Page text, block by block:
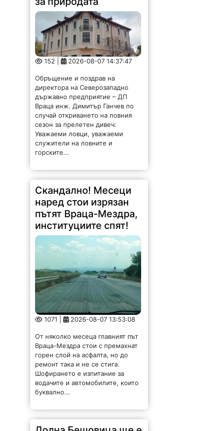
152 | 2026-08-07 14:37:47
директора на Северозападно
държавно предприятие – ДП
Враца инж. Димитър Ганчев по
случай откриването на ловния
сезон за прелетен дивеч:
Уважаеми ловци, уважаеми
служители на ловните и
горските...
Скандално! Месеци
наред стои изрязан
пътят Враца-Мездра,
институциите спят!
1071 | 2026-08-07 13:53:08
Враца-Мездра стои с премахнат
горен слой на асфалта, но до
ремонт така и не се стига.
Шофирането е изпитание за
водачите и автомобилите, които
буквално...
Долна Бешовица ще е